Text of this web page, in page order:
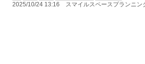
2025/10/24 13:16 スマイルスペースプランニ